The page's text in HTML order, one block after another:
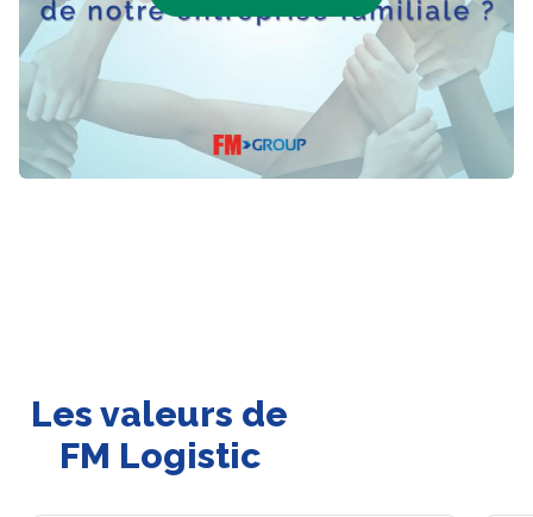
Les valeurs de
FM Logistic